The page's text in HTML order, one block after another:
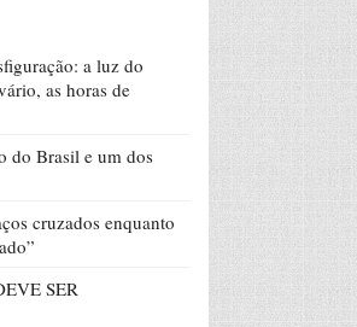
a luz do
as horas de
do Brasil e um dos
cruzados enquanto
SER